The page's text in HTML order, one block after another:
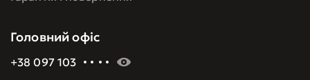
Головний офіс
+38 097 103 60 09